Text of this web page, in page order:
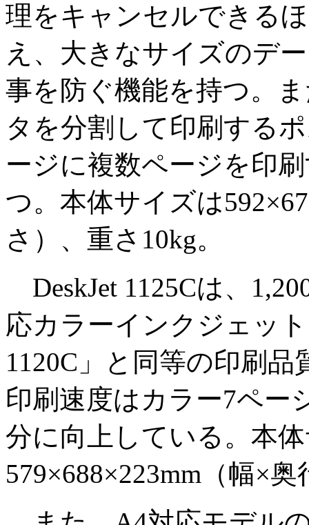
理をキャンセルできる
え、大きなサイズのデ
事を防ぐ機能を持つ。
タを分割して印刷する
ージに複数ページを印
つ。本体サイズは
さ）、重さ10kg。
DeskJet 1125Cは、
応カラーインクジェッ
1120C」と同等の印刷
印刷速度はカラー7ペー
分に向上している。本
579×688×223mm（幅×